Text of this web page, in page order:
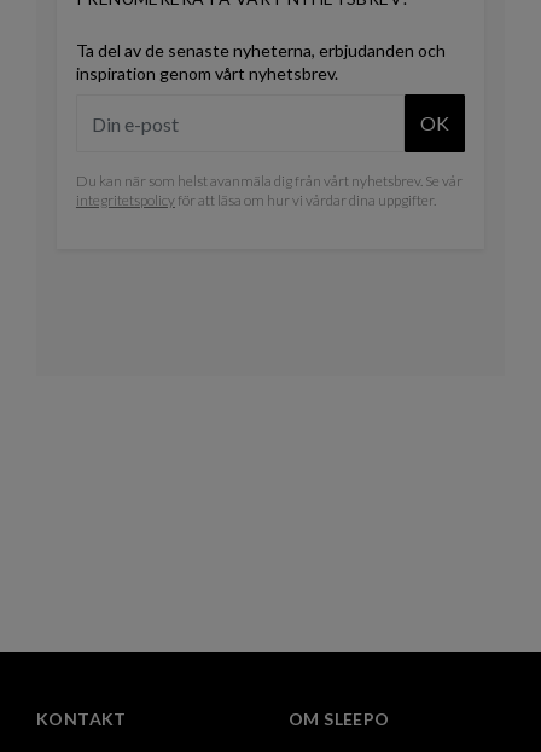
Ta del av de senaste nyheterna, erbjudanden och
inspiration genom vårt nyhetsbrev.
OK
Du kan när som helst avanmäla dig från vårt nyhetsbrev. Se vår
integritetspolicyför att läsa om hur vi vårdar dina uppgifter.
KONTAKT OM SLEEPO